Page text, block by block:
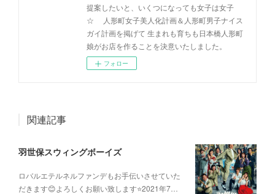
提案したいと、いくつになっても女子は女子
☆ 人形町女子美人化計画＆人形町男子ナイス
ガイ計画を掲げて 生まれも育ちも日本橋人形町
娘がお店を作ることを決意いたしました。
フォロー
関連記事
羽世保スウィングボーイズ
ロバルエテルネルファンデもお手伝いさせていた
だきます😊よろしくお願い致します⭐️2021年7…